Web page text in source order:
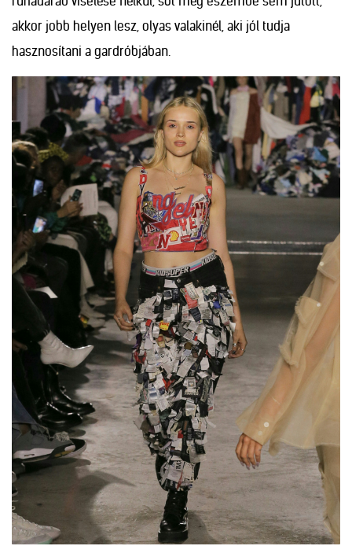
akkor jobb helyen lesz, olyas valakinél, aki jól tudja
hasznosítani a gardróbjában.